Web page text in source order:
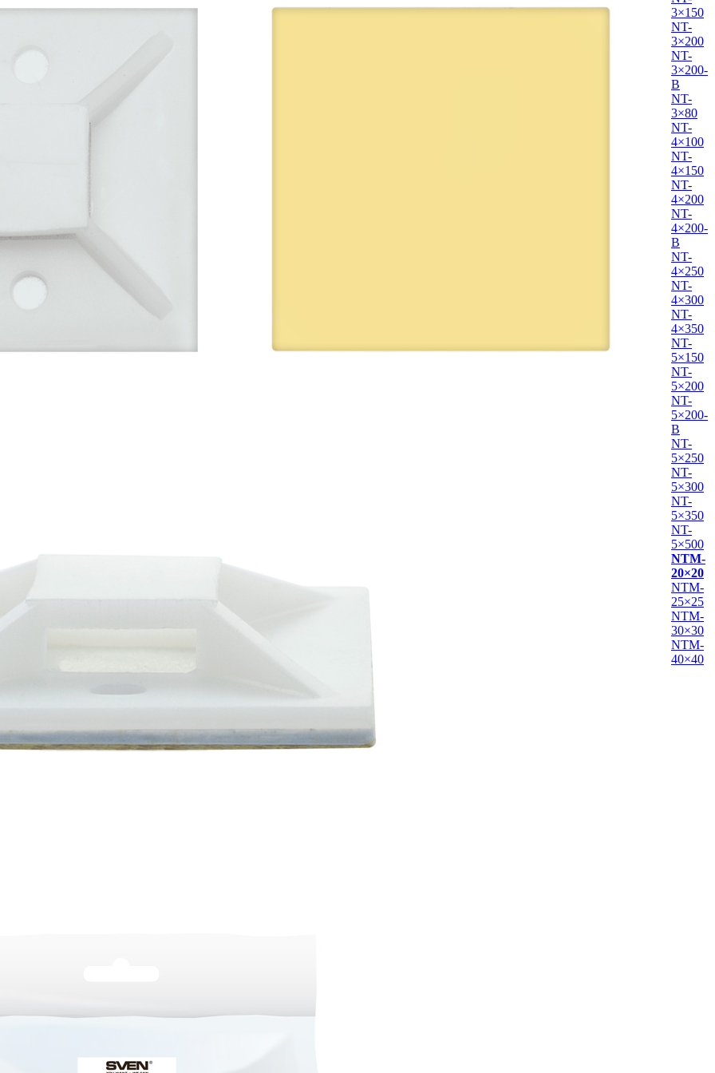
3×150
NT-
3×200
NT-
3×200-
B
NT-
3×80
NT-
4×100
NT-
4×150
NT-
4×200
NT-
4×200-
B
NT-
4×250
NT-
4×300
NT-
4×350
NT-
5×150
NT-
5×200
NT-
5×200-
B
NT-
5×250
NT-
5×300
NT-
5×350
NT-
5×500
NTM-
20×20
NTM-
25×25
NTM-
30×30
NTM-
40×40